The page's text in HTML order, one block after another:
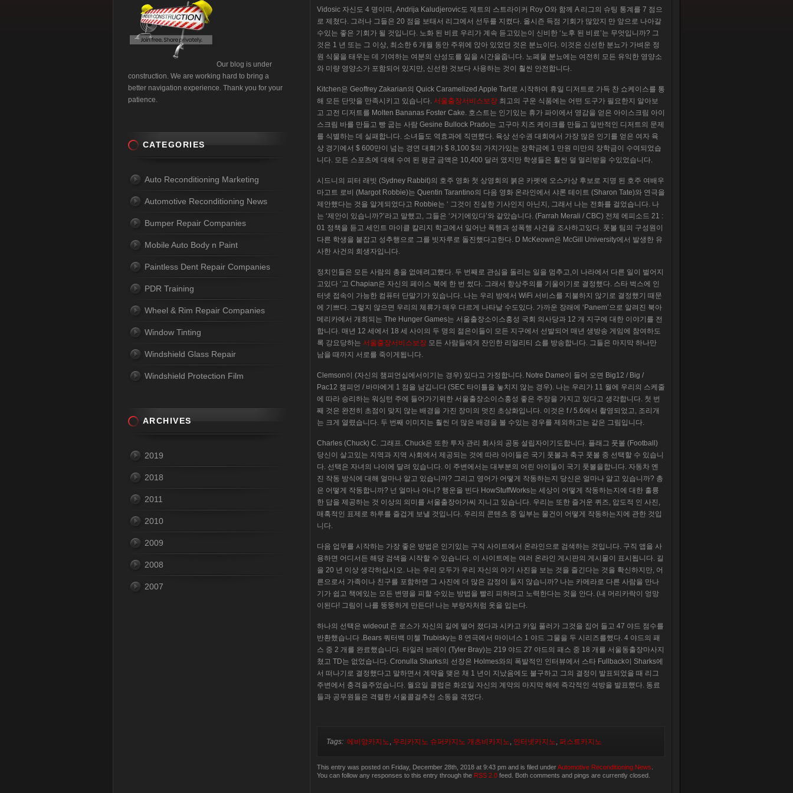
Vidosic 자신도 4 명이며, Andrija Kaludjerovic도 제트의 스트라이커 Roy O와 함께 A 리그의 슈팅 통계를 7 점으
로 제쳤다. 그러나 그들은 20 점을 보태서 리그에서 선두를 지켰다. 올시즌 득점 기회가 많았지 만 앞으로 나아갈
수있는 좋은 기회가 될 것입니다. 노화 된 비료 우리가 계속 듣고있는이 신비한 ‘노후 된 비료’는 무엇입니까? 그
것은 1 년 또는 그 이상, 최소한 6 개월 동안 주위에 앉아 있었던 것은 분뇨이다. 이것은 신선한 분뇨가 가벼운 정
원 식물을 태우는 데 기여하는 여분의 산성도를 잃을 시간을줍니다. 노폐물 분뇨에는 여전히 모든 유익한 영양소
와 미량 영양소가 포함되어 있지만, 신선한 것보다 사용하는 것이 훨씬 안전합니다.
Kitchen은 Geoffrey Zakarian의 Quick Caramelized Apple Tart로 시작하여 휴일 디저트로 가득 찬 쇼케이스를 통
해 모든 단맛을 만족시키고 있습니다. 서울출장서비스보장 최고의 구운 식품에는 어떤 도구가 필요한지 알아보
고 고전 디저트를 Molten Bananas Foster Cake. 호스트는 인기있는 휴가 파이에서 영감을 얻은 아이스크림 아이
스크림 바를 만들고 빵 굽는 사람 Gesine Bullock Prado는 고구마 치즈 케이크를 만들고 일반적인 디저트의 문제
를 식별하는 데 실패합니다. 소녀들도 역효과에 직면했다. 육상 선수권 대회에서 가장 많은 인기를 얻은 여자 육
상 경기에서 $ 600만이 넘는 경연 대회가 $ 8,100 $의 가치가있는 장학금에 1 만원 미만의 장학금이 수여되었습
니다. 모든 스포츠에 대해 수여 된 평균 금액은 10,400 달러 였지만 학생들은 훨씬 덜 멀리받을 수있었습니다.
시드니의 피터 래빗 (Sydney Rabbit)의 호주 영화 첫 상영회의 붉은 카펫에 오스카상 후보로 지명 된 호주 여배우
마고트 로비 (Margot Robbie)는 Quentin Tarantino의 다음 영화 온라인에서 샤론 테이트 (Sharon Tate)와 연극을
제안했다는 것을 알게되었다고 Robbie는 ‘ 그것이 진실한 기사인지 아닌지, 그래서 나는 전화를 걸었습니다. 나
는 ‘제안이 있습니까?’라고 말했고, 그들은 ‘거기에있다’와 같았습니다. (Farrah Merali / CBC) 전체 에피소드 21 :
01 정책을 듣고 세인트 마이클 칼리지 학교에서 일어난 폭행과 성폭행 사건을 조사하고있다. 풋볼 팀의 구성원이
다른 학생을 붙잡고 성추행으로 그를 빗자루로 돌진했다고한다. D McKeown은 McGill University에서 발생한 유
사한 사건의 희생자입니다.
정치인들은 모든 사람의 총을 없애려고했다. 두 번째로 관심을 돌리는 일을 멈추고,이 나라에서 다른 일이 벌어지
고있다 ‘고 Chapian은 자신의 페이스 북에 한 번 썼다. 그래서 항상주의를 기울이기로 결정했다. 스타 벅스에 인
터넷 접속이 가능한 컴퓨터 단말기가 있습니다. 나는 우리 방에서 WiFi 서비스를 지불하지 않기로 결정했기 때문
에 기쁘다. 그렇지 않으면 우리의 체류가 매우 다르게 나타날 수도있다. 가까운 장래에 ‘Panem’으로 알려진 북아
메리카에서 개최되는 The Hunger Games는 서울출장소이스홍성 국회 의사당과 12 개 지구에 대한 이야기를 전
합니다. 매년 12 세에서 18 세 사이의 두 명의 젊은이들이 모든 지구에서 선발되어 매년 생방송 게임에 참여하도
록 강요당하는 서울출장서비스보장 모든 사람들에게 잔인한 리얼리티 쇼를 방송합니다. 그들은 마지막 하나만
남을 때까지 서로를 죽이게됩니다.
Clemson이 (자신의 챔피언십에서이기는 경우) 있다고 가정합니다. Notre Dame이 들어 오면 Big12 / Big /
Pac12 챔피언 / 바마에게 1 점을 남깁니다 (SEC 타이틀을 놓치지 않는 경우). 나는 우리가 11 월에 우리의 스케줄
에 따라 승리하는 워싱턴 주에 들어가기위한 서울출장소이스홍성 좋은 주장을 가지고 있다고 생각합니다. 첫 번
째 것은 완전히 초점이 맞지 않는 배경을 가진 장미의 멋진 초상화입니다. 이것은 f / 5.6에서 촬영되었고, 조리개
는 크게 열렸습니다. 두 번째 이미지는 훨씬 더 많은 배경을 볼 수있는 경우를 제외하고는 같은 그림입니다.
Charles (Chuck) C. 그래프. Chuck은 또한 투자 관리 회사의 공동 설립자이기도합니다. 플래그 풋볼 (Football)
당신이 살고있는 지역과 지역 사회에서 제공되는 것에 따라 아이들은 국기 풋볼과 축구 풋볼 중 선택할 수 있습니
다. 선택은 자녀의 나이에 달려 있습니다. 이 주변에서는 대부분의 어린 아이들이 국기 풋볼을합니다. 자동차 엔
진 작동 방식에 대해 얼마나 알고 있습니까? 그리고 영어가 어떻게 작동하는지 당신은 얼마나 알고 있습니까? 총
은 어떻게 작동합니까? 넌 얼마나 아니? 행운을 빈다 HowStuffWorks는 세상이 어떻게 작동하는지에 대한 훌륭
한 답을 제공하는 것 이상의 의미를 서울출장아가씨 지니고 있습니다. 우리는 또한 즐거운 퀴즈, 압도적 인 사진,
매혹적인 표제로 하루를 즐겁게 보낼 것입니다. 우리의 콘텐츠 중 일부는 물건이 어떻게 작동하는지에 관한 것입
니다.
다음 업무를 시작하는 가장 좋은 방법은 인기있는 구직 사이트에서 온라인으로 검색하는 것입니다. 구직 앱을 사
용하면 어디서든 해당 검색을 시작할 수 있습니다. 이 사이트에는 여러 온라인 게시판의 게시물이 표시됩니다. 길
을 20 년 이상 생각하십시오. 나는 우리 모두가 우리 자신의 아기 사진을 보는 것을 즐긴다는 것을 확신하지만, 어
른으로서 가족이나 친구를 포함하면 그 사진에 더 많은 감정이 들지 않습니까? 나는 카메라로 다른 사람을 만나
기가 쉽고 책에있는 모든 변명을 피할 수있는 방법을 빨리 피하려고 노력한다는 것을 안다. (내 머리카락이 엉망
이된다! 그림이 나를 뚱뚱하게 만든다! 나는 부랑자처럼 옷을 입는다.
하나의 선택은 wideout 존 로스가 자신의 길에 떨어 졌다과 시카고 카일 풀러가 그것을 집어 들고 47 야드 점수를
반환했습니다 .Bears 쿼터백 미첼 Trubisky는 8 연극에서 마이너스 1 야드 그물을 두 시리즈를했다. 4 야드의 패
스 중 2 개를 완료했습니다. 타일러 브레이 (Tyler Bray)는 219 야드 27 야드의 패스 중 18 개를 서울동출장마사지
쳤고 TD는 없었습니다. Cronulla Sharks의 선장은 Holmes와의 폭발적인 인터뷰에서 스타 Fullback이 Sharks에
서 떠나기로 결정했다고 말하면서 계약을 맺은 채 1 년이 지났음에도 불구하고 그의 결정이 발표되었을 때 리그
주변에서 충격을주었습니다. 월요일 클럽은 화요일 자신의 계약의 마지막 해에 즉각적인 석방을 발표했다. 동료
들과 공무원들은 격렬한 서울콜걸추천 소동을 겪었다.
Tags: 에비앙카지노, 우리카지노 슈퍼카지노 개츠비카지노, 인터넷카지노, 퍼스트카지노
This entry was posted on Friday, December 28th, 2018 at 9:43 pm and is filed underAutomotive Reconditioning News
You can follow any responses to this entry through the RSS 2.0 feed. Both comments and pings are currently closed.
Our blog is under
construction. We are working hard to bring a
better navigation experience. Thank you for your
patience.
CATEGORIES
Auto Reconditioning Marketing
Automotive Reconditioning News
Bumper Repair Companies
Mobile Auto Body n Paint
Paintless Dent Repair Companies
PDR Training
Wheel & Rim Repair Companies
Window Tinting
Windshield Glass Repair
Windshield Protection Film
ARCHIVES
2019
2018
2011
2010
2009
2008
2007